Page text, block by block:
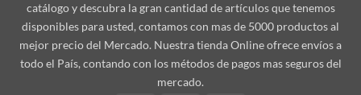
catálogo y descubra la gran cantidad de artículos que tenemos
disponibles para usted, contamos con mas de 5000 productos al
mejor precio del Mercado. Nuestra tienda Online ofrece envíos a
todo el País, contando con los métodos de pagos mas seguros del
mercado.